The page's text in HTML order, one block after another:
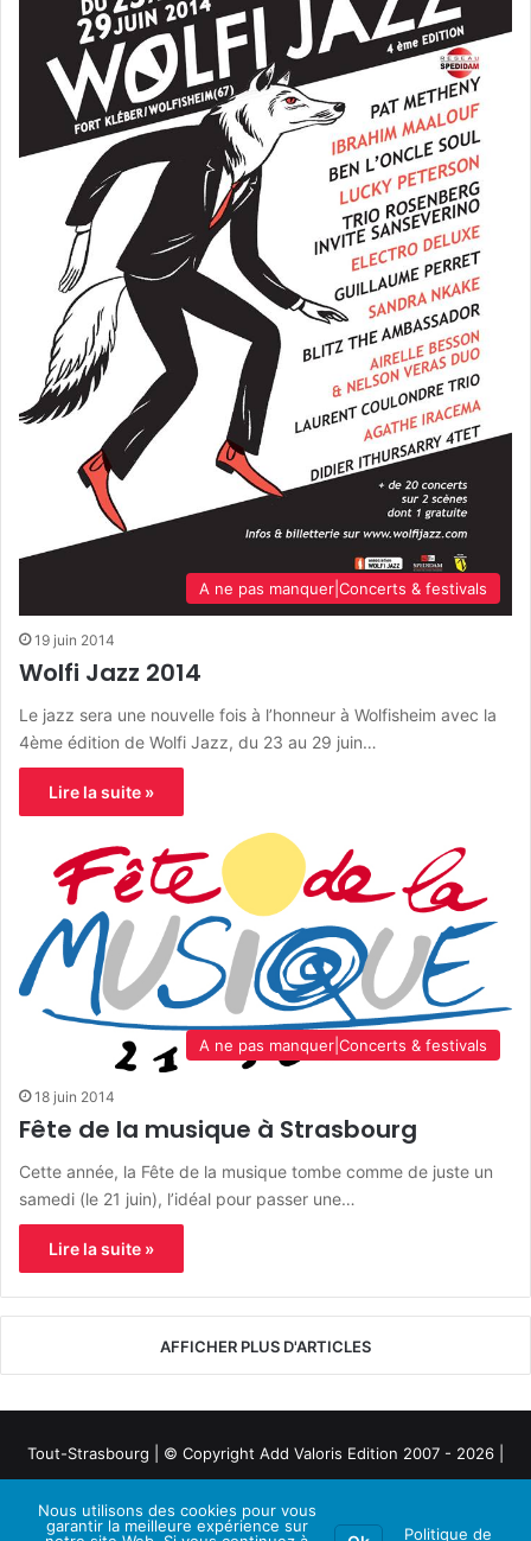
A ne pas manquer|Concerts & festivals
19 juin 2014
Wolfi Jazz 2014
Le jazz sera une nouvelle fois à l’honneur à Wolfisheim avec la
4ème édition de Wolfi Jazz, du 23 au 29 juin…
Lire la suite »
A ne pas manquer|Concerts & festivals
18 juin 2014
Fête de la musique à Strasbourg
Cette année, la Fête de la musique tombe comme de juste un
samedi (le 21 juin), l’idéal pour passer une…
Lire la suite »
AFFICHER PLUS D'ARTICLES
Tout-Strasbourg | © Copyright Add Valoris Edition 2007 - 2026 |
Nous utilisons des cookies pour vous
garantir la meilleure expérience sur
Politique de